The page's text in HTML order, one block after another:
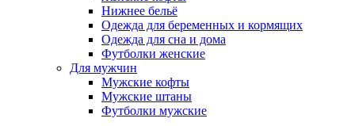
Нижнее бельё
Одежда для беременных и кормящих
Одежда для сна и дома
Футболки женские
Для мужчин
Мужские кофты
Мужские штаны
Футболки мужские